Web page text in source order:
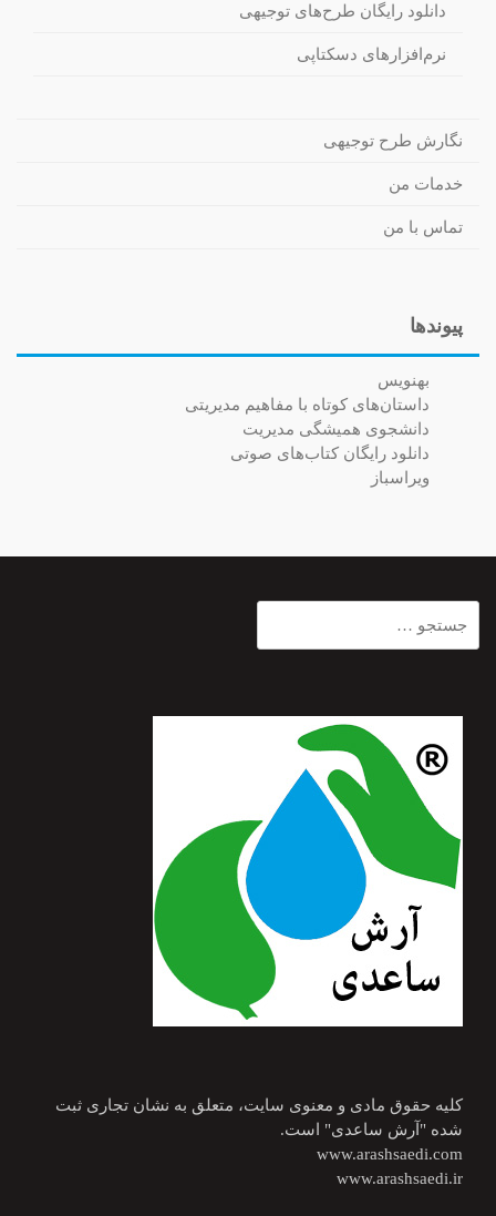
دانلود رایگان طرح‌های توجیهی
نرم‌افزارهای دسکتاپی
نگارش طرح توجیهی
خدمات من
تماس با من
پیوندها
بهنویس
داستان‌های کوتاه با مفاهیم مدیریتی
دانشجوی همیشگی مدیریت
دانلود رایگان کتاب‌های صوتی
ویراسباز
برای:
کلیه حقوق مادی و معنوی سایت، متعلق به نشان تجاری ثبت
شده "آرش ساعدی" است.
www.arashsaedi.com
www.arashsaedi.ir